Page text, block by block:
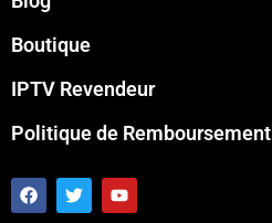
Boutique
IPTV Revendeur
Politique de Remboursement
F
a
T
w
Y
o